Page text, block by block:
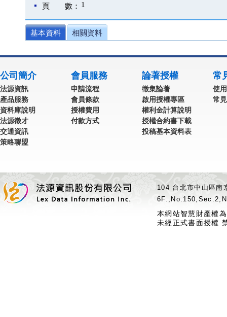
頁 數： 1
基本資料 相關資料
公司簡介
法源資訊
產品服務
資料庫說明
法源徵才
交通資訊
策略聯盟
會員服務
申請流程
會員條款
授權費用
付款方式
論著授權
徵集論著
啟用授權專區
權利金計算說明
授權合約書下載
投稿基本資料表
常
使
常
104 台北市中山區
本網站智慧財產權
未經正式書面授權